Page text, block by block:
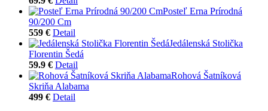
Posteľ Erna Prírodná
90/200 Cm
559 € Detail
Jedálenská Stolička
Florentin Šedá
59.9 € Detail
Rohová Šatníková
Skriňa Alabama
499 € Detail